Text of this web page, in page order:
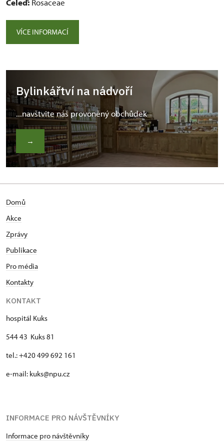
Čeleď: Rosaceae
VÍCE INFORMACÍ
Bylinkářtví na nádvoří
...navštvite náš provoněný obchůdek
→
Domů
Akce
Zprávy
Publikace
Pro média
Kontakty
KONTAKT
hospitál Kuks
544 43 Kuks 81
tel.: +420 499 692 161
e-mail: kuks@npu.cz
INFORMACE PRO NÁVŠTĚVNÍKY
Informace pro návštěvníky